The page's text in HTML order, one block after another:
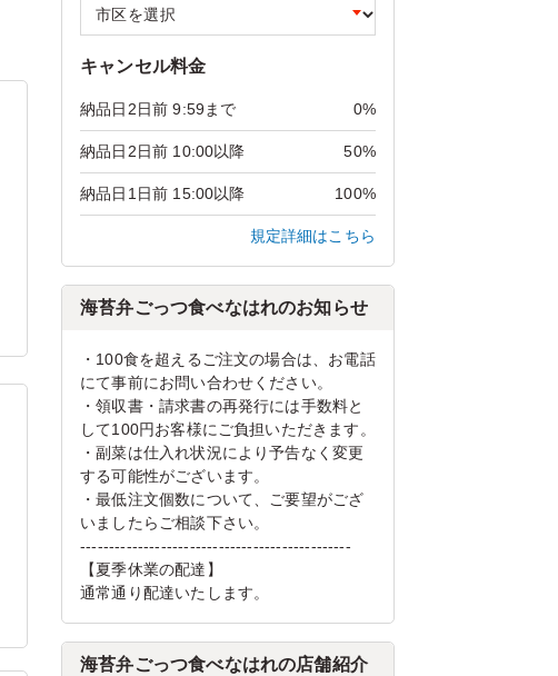
キャンセル料金
納品日2日前 9:59まで 0%
納品日2日前 10:00以降 50%
納品日1日前 15:00以降 100%
規定詳細はこちら
海苔弁ごっつ食べなはれのお知らせ
・100食を超えるご注文の場合は、お電話
にて事前にお問い合わせください。
・領収書・請求書の再発行には手数料と
して100円お客様にご負担いただきます。
・副菜は仕入れ状況により予告なく変更
する可能性がございます。
・最低注文個数について、ご要望がござ
いましたらご相談下さい。
-----------------------------------------------
【夏季休業の配達】
通常通り配達いたします。
海苔弁ごっつ食べなはれの店舗紹介